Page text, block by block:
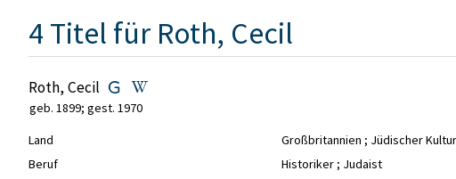
4 Titel für Roth, Cecil
Roth, Cecil
geb. 1899; gest. 1970
Land
Großbritannien ; Jüdischer
Beruf
Historiker ; Judaist